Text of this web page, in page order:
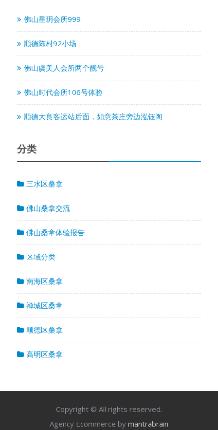
佛山星玥会所999
顺德陈村92小场
佛山虞美人会所两个靓号
佛山时代会所106号体验
顺德大良客运站后面，如意茶庄旁边泓钰阁
分类
三水区桑拿
佛山桑拿交流
佛山桑拿体验报告
区域分类
南海区桑拿
禅城区桑拿
顺德区桑拿
高明区桑拿
Copyright © All rights reserved.
Agency Ecommerce by mantrabrain